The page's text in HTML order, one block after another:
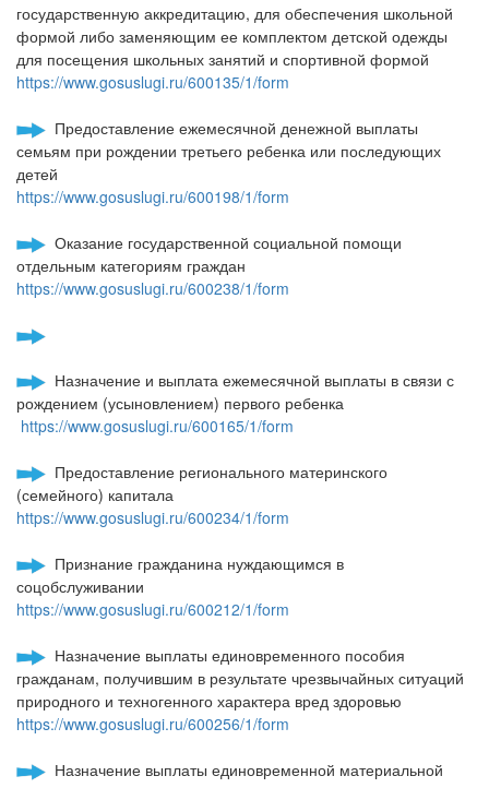
государственную аккредитацию, для обеспечения школьной
формой либо заменяющим ее комплектом детской одежды
для посещения школьных занятий и спортивной формой
https://www.gosuslugi.ru/600135/1/form
Предоставление ежемесячной денежной выплаты
семьям при рождении третьего ребенка или последующих
детей
https://www.gosuslugi.ru/600198/1/form
Оказание государственной социальной помощи
отдельным категориям граждан
https://www.gosuslugi.ru/600238/1/form
Назначение и выплата ежемесячной выплаты в связи с
рождением (усыновлением) первого ребенка
https://www.gosuslugi.ru/600165/1/form
Предоставление регионального материнского
(семейного) капитала
https://www.gosuslugi.ru/600234/1/form
Признание гражданина нуждающимся в
соцобслуживании
https://www.gosuslugi.ru/600212/1/form
Назначение выплаты единовременного пособия
гражданам, получившим в результате чрезвычайных ситуаций
природного и техногенного характера вред здоровью
https://www.gosuslugi.ru/600256/1/form
Назначение выплаты единовременной материальной